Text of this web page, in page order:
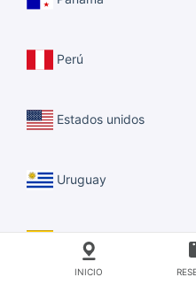
Perú
Estados unidos
Uruguay
Venezuela
INICIO